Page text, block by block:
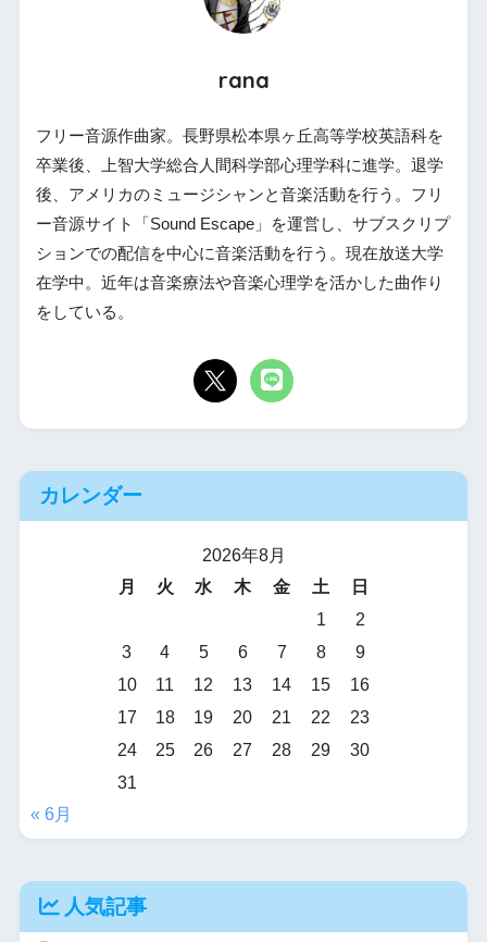
rana
フリー音源作曲家。長野県松本県ヶ丘高等学校英語科を
卒業後、上智大学総合人間科学部心理学科に進学。退学
後、アメリカのミュージシャンと音楽活動を行う。フリ
ー音源サイト「Sound Escape」を運営し、サブスクリプ
ションでの配信を中心に音楽活動を行う。現在放送大学
在学中。近年は音楽療法や音楽心理学を活かした曲作り
をしている。
カレンダー
2026年8月
月
火 水 木 金 土
日
1
2
3
4 5 6 7 8
9
10
11 12 13 14 15
16
17
18 19 20 21 22
23
24
25 26 27 28 29
30
31
« 6月
人気記事